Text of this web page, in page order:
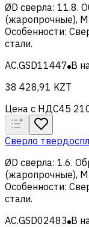
ØD сверла: 11.8.
(жаропрочные),
Особенности:
стали.
AC.GSD11447 В
38 428,91 KZT
Цена с НДС45
Сверло
ØD сверла: 1.6.
(жаропрочные),
Особенности:
стали.
AC.GSD02483 В